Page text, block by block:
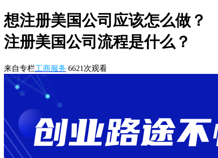
想注册美国公司应该怎么做？
注册美国公司流程是什么？
来自专栏工商服务 6621 次观看